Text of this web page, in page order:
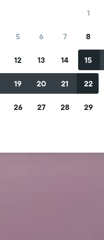
1
5 6 7 8
12 13 14 15
19 20 21 22
26 27 28 29